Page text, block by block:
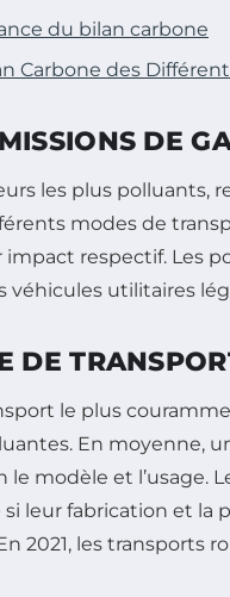
du bilan carbone
Carbone des
DE
les plus polluants,
modes de
respectif. Les
véhicules utilitaires
DE
le plus
En moyenne,
le modèle et
leur fabrication et
2021, les transports